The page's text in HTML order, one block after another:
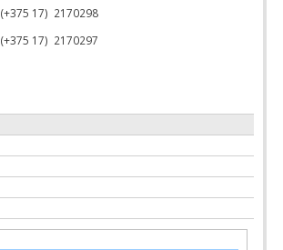
(+375 17) 2170298
(+375 17) 2170297